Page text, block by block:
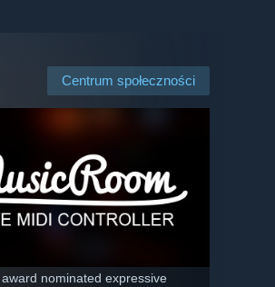
Centrum społeczności
nominated expressive